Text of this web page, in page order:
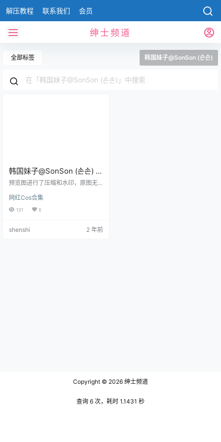
解压教程 联系我们 会员
绅士频道
全部标签 韩国妹子@SonSon (손손)
韩国妹子@SonSon (손손) 写
真合集[36套][持续更新]
预览图进行了压缩和水印，原图无
更新1套，合集共36套资源 预览图
资源目录 SonSon NO.001 [DJAW
nSon NO.003 [DJAWA] My Little B
网红Cos合集
131 0
shenshi 2 年前
Copyright © 2026 绅士频道
查询 6 次，耗时 1.1431 秒